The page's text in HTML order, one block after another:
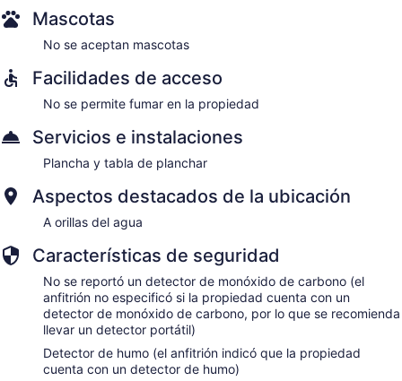
Mascotas
No se aceptan mascotas
Facilidades de acceso
No se permite fumar en la propiedad
Servicios e instalaciones
Plancha y tabla de planchar
Aspectos destacados de la ubicación
A orillas del agua
Características de seguridad
No se reportó un detector de monóxido de carbono (el
anfitrión no especificó si la propiedad cuenta con un
detector de monóxido de carbono, por lo que se recomienda
llevar un detector portátil)
Detector de humo (el anfitrión indicó que la propiedad
cuenta con un detector de humo)